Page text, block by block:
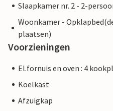
Slaapkamer nr. 2 - 2-
Woonkamer -
plaatsen)
Voorzieningen
El.fornuis en oven : 4
Koelkast
Afzuigkap